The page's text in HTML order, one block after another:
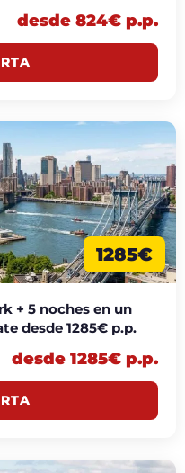
desde 824€ p.p.
1285€
+ 5 noches en un
desde 1285€ p.p.
desde 1285€ p.p.